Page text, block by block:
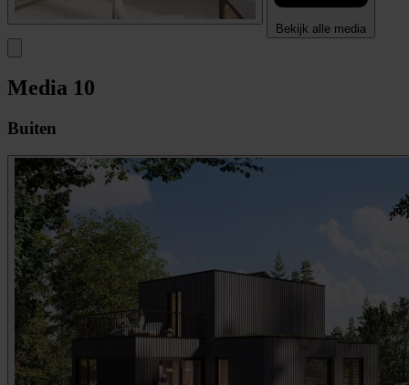
Bekijk alle media
Media 10
Buiten